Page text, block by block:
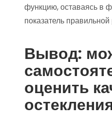
функцию, оставаясь в
показатель
Вывод:
оценить